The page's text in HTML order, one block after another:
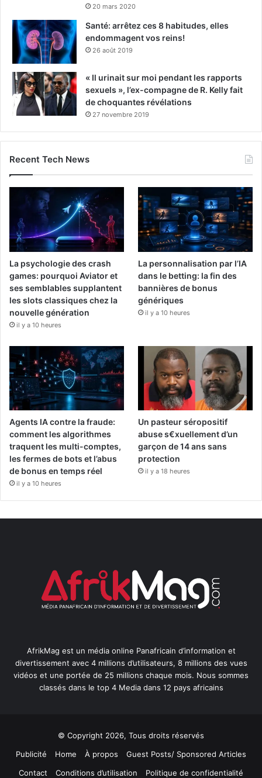
20 mars 2020
Santé: arrêtez ces 8 habitudes, elles
endommagent vos reins!
26 août 2019
« Il urinait sur moi pendant les rapports
sexuels », l’ex-compagne de R. Kelly fait
de choquantes révélations
27 novembre 2019
Recent Tech News
La psychologie des crash
games: pourquoi Aviator et
ses semblables supplantent
les slots classiques chez la
nouvelle génération
il y a 10 heures
La personnalisation par l’IA
dans le betting: la fin des
bannières de bonus
génériques
il y a 10 heures
Agents IA contre la fraude:
comment les algorithmes
traquent les multi-comptes,
les fermes de bots et l’abus
de bonus en temps réel
il y a 10 heures
Un pasteur séropositif
abuse s€xuellement d’un
garçon de 14 ans sans
protection
il y a 18 heures
AfrikMag est un média online Panafricain d’information et
divertissement avec 4 millions d’utilisateurs, 8 millions des vues
vidéos et une portée de 25 millions chaque mois. Nous sommes
classés dans le top 4 Media dans 12 pays africains
© Copyright 2026, Tous droits réservés
Publicité
Home À propos
Guest Posts/ Sponsored Articles
Contact
Conditions d’utilisation Politique de confidentialité